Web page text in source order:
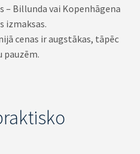
Billunda vai Kopenhāgena
izmaksas.
cenas ir augstākas, tāpēc
pauzēm.